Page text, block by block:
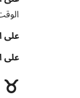
على
على
♉